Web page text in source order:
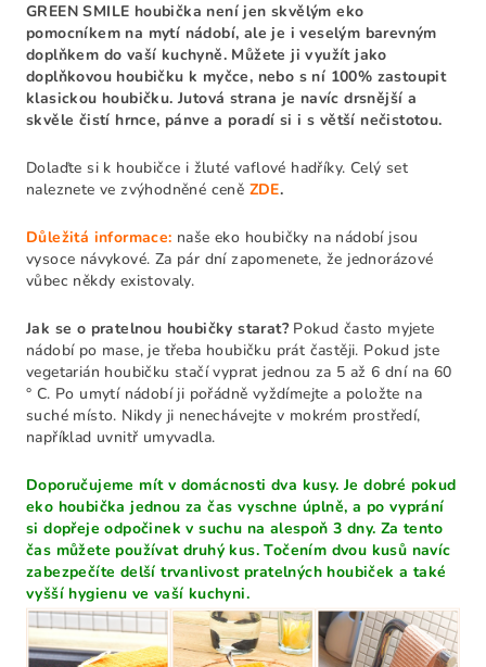
GREEN SMILE houbička není jen skvělým eko ​​
pomocníkem na mytí nádobí, ale je i veselým barevným
doplňkem do vaší kuchyně. Můžete ji využít jako
doplňkovou houbičku k myčce, nebo s ní 100% zastoupit
klasickou houbičku. Jutová strana je navíc drsnější a
skvěle čistí hrnce, pánve a poradí si i s větší nečistotou.
Dolaďte si k houbičce i žluté vaflové hadříky. Celý set
naleznete ve zvýhodněné ceně ZDE.
Důležitá informace: naše eko houbičky na nádobí jsou
vysoce návykové. Za pár dní zapomenete, že jednorázové
vůbec někdy existovaly.
Jak se o pratelnou houbičky starat?Pokud často myjete
nádobí po mase, je třeba houbičku prát častěji. Pokud jste
vegetarián houbičku stačí vyprat jednou za 5 až 6 dní na 60
° C. Po umytí nádobí ji pořádně vyždímejte a položte na
suché místo. Nikdy ji nenechávejte v mokrém prostředí,
například uvnitř umyvadla.
Doporučujeme mít v domácnosti dva kusy. Je dobré pokud
eko houbička jednou za čas vyschne úplně, a po vyprání
si dopřeje odpočinek v suchu na alespoň 3 dny. Za tento
čas můžete používat druhý kus. Točením dvou kusů navíc
zabezpečíte delší trvanlivost pratelných houbiček a také
vyšší hygienu ve vaší kuchyni.